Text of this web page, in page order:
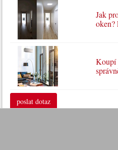
Jak
oken?
Koupí
poslat dotaz